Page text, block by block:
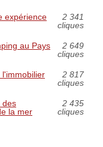
expérience
2 341
cliques
au Pays
2 649
cliques
l'immobilier
2 817
cliques
des
la mer
2 435
cliques